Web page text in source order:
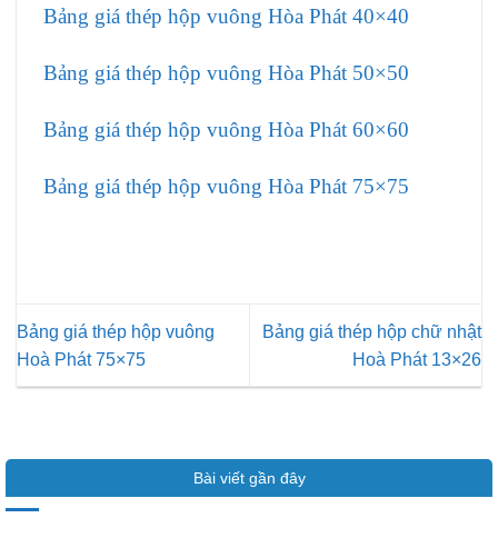
Bảng giá thép hộp vuông Hòa Phát 40×40
Bảng giá thép hộp vuông Hòa Phát 50×50
Bảng giá thép hộp vuông Hòa Phát 60×60
Bảng giá thép hộp vuông Hòa Phát 75×75
Bảng giá thép hộp vuông
Hoà Phát 75×75
Bảng giá thép hộp chữ nhật
Hoà Phát 13×26
Bài viết gần đây